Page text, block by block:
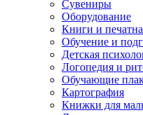
Сувениры
Оборудование
Книги и
Обучение и
Детская
Логопедия и
Обучающие
Картография
Книжки для